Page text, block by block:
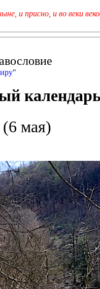
и присно, и во веки
"
(6 мая)